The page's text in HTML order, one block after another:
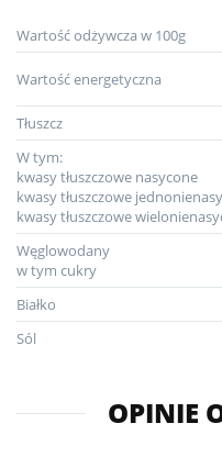
Wartość odżywcza w 100g
Wartość energetyczna
Tłuszcz
W tym:
kwasy tłuszczowe nasycone
kwasy tłuszczowe
kwasy tłuszczowe
Węglowodany
w tym cukry
Białko
Sól
OPINIE